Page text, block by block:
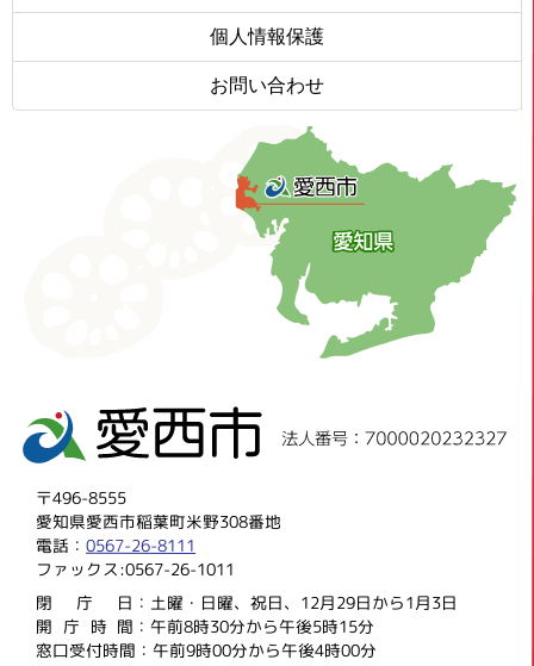
個人情報保護
お問い合わせ
〒496-8555
愛知県愛西市稲葉町米野308番地
電話：0567-26-8111
ファックス:0567-26-1011
閉庁 日：土曜・日曜、祝日、12月29日から1月3日
開庁時 間：午前8時30分から午後5時15分
窓口受付時間：午前9時00分から午後4時00分